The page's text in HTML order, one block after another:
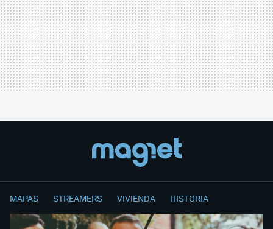
MAPAS STREAMERS VIVIENDA HISTORIA